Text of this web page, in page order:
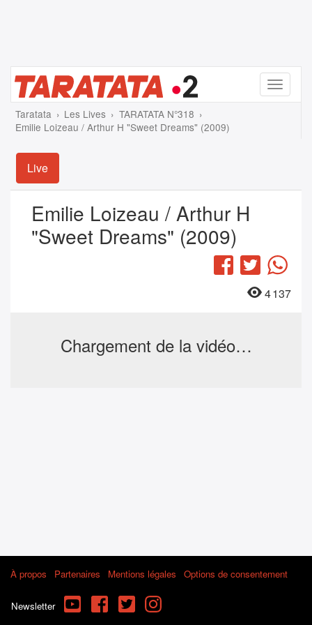
Menu
Taratata Les Lives
TARATATA N°318
Emilie Loizeau / Arthur H "Sweet Dreams" (2009)
Live
Emilie Loizeau / Arthur H
"Sweet Dreams" (2009)
Facebook
Twitter
4 137
Chargement de la vidéo…
À propos Partenaires Mentions légales Options de consentement
Newsletter YouTube FacebookTwitterInstagram